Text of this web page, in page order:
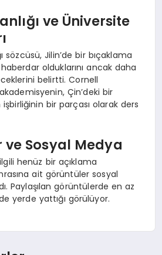
ve Üniversite
sözcüsü, Jilin’de bir bıçaklama
olduklarını ancak daha
belirtti. Cornell
Çin’deki bir
bir parçası olarak ders
Sosyal Medya
henüz bir açıklama
ait görüntüler sosyal
Paylaşılan görüntülerde en az
yerde yattığı görülüyor.